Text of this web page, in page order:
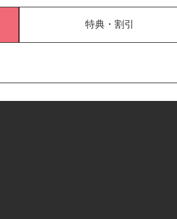
特典・割引